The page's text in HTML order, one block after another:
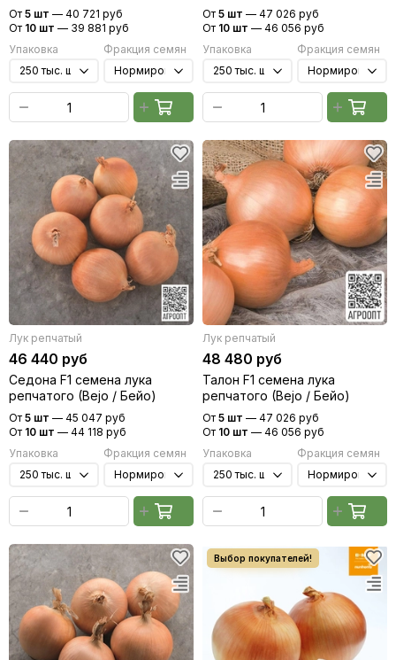
От 5 шт — 40 721 руб
От 10 шт — 39 881 руб
Упаковка
Фракция семян
От 5 шт — 47 026 руб
От 10 шт — 46 056 руб
Упаковка
Фракция семян
Лук репчатый
46 440 руб
Седона F1 семена лука
репчатого (Bejo / Бейо)
От 5 шт — 45 047 руб
От 10 шт — 44 118 руб
Упаковка
Фракция семян
Лук репчатый
48 480 руб
Талон F1 семена лука
репчатого (Bejo / Бейо)
От 5 шт — 47 026 руб
От 10 шт — 46 056 руб
Упаковка
Фракция семян